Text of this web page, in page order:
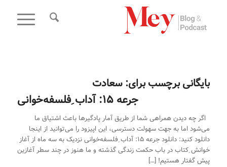
بایگانی برچسب برای:سعادت
جرعه 15: آداب ِفلسفه‌خوانی
اگر چه دیدن همراهی شما از طریق آمار پادگیر‌ها باعث اشتیاق ما
می‌شود اما به جهت سهولت دسترسی، این اپیزود را می‌توانید از اینجا
دانلود کنید: دانلود جرعه 15: آداب ِفلسفه‌خوانی نزدیک به سه ماه از آغاز
خوانش ِکتاب در باب حکمت زندگی گذشته و ما هنوز در چند سطر آغازین
پیش گفتار هستیم! […]